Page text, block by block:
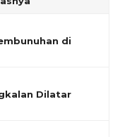
di
Dilatar